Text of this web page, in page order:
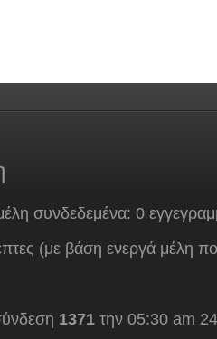
συνδεδεμένα: 0
(με βάση ενεργά μέλη
1371την 05:30 am